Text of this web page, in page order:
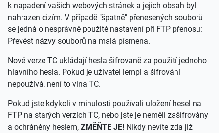
k napadení vašich webových stránek a jejich obsah byl
nahrazen cizím. V případě "špatně" přenesených souborů
se jedná o nesprávně použité nastavení při FTP přenosu:
Převést názvy souborů na malá písmena.
Nové verze TC ukládají hesla šifrovaně za použití jednoho
hlavního hesla. Pokud je uživatel lempl a šifrování
nepoužívá, není to vina TC.
Pokud jste kdykoli v minulosti používali uložení hesel na
FTP na starých verzích TC, nebo jste je neměli zašifrovány
a ochráněny heslem, ZMĚŇTE JE! Nikdy nevíte zda již